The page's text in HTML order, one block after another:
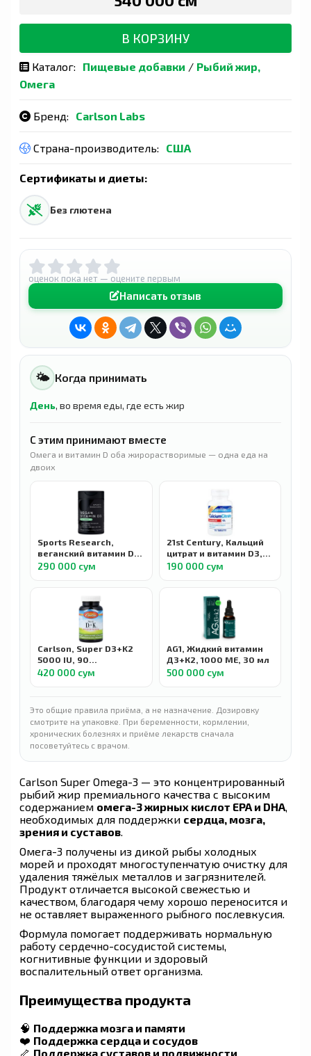
В КОРЗИНУ
Каталог: Пищевые добавки / Рыбий жир,
Омега
Бренд: Carlson Labs
Страна-производитель: США
Сертификаты и диеты:
Без глютена
оценок пока нет — оцените первым
Написать отзыв
🌤 Когда принимать
День, во время еды, где есть жир
С этим принимают вместе
Омега и витамин D оба жирорастворимые — одна еда на
двоих
Sports Research,
веганский витамин D3,
125 мкг (5000 МЕ), 60
растительных капсул
290 000 сум
21st Century, Кальций
цитрат и витамин D3,
максимальная
эффективность, 75
190 000 сум
Carlson, Super D3+K2
5000 IU, 90
вегетарианских капсул
420 000 сум
AG1, Жидкий витамин
Д3+К2, 1000 МЕ, 30 мл
500 000 сум
Это общие правила приёма, а не назначение. Дозировку
смотрите на упаковке. При беременности, кормлении,
хронических болезнях и приёме лекарств сначала
посоветуйтесь с врачом.
Carlson Super Omega-3 — это концентрированный
рыбий жир премиального качества с высоким
содержанием омега-3 жирных кислот EPA и DHA
необходимых для поддержки сердца, мозга,
зрения и суставов
Омега-3 получены из дикой рыбы холодных
морей и проходят многоступенчатую очистку для
удаления тяжёлых металлов и загрязнителей.
Продукт отличается высокой свежестью и
качеством, благодаря чему хорошо переносится и
не оставляет выраженного рыбного послевкусия.
Формула помогает поддерживать нормальную
работу сердечно-сосудистой системы,
когнитивные функции и здоровый
воспалительный ответ организма.
Преимущества продукта
🧠 Поддержка мозга и памяти
❤️ Поддержка сердца и сосудов
🦴 Поддержка суставов и подвижности